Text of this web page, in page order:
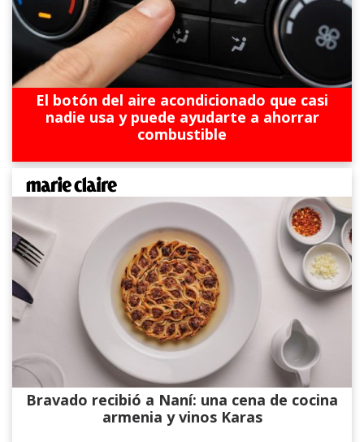
El botón del aire acondicionado que casi
nadie usa y puede ayudarte a ahorrar
combustible
Bravado recibió a Naní: una cena de cocina
armenia y vinos Karas